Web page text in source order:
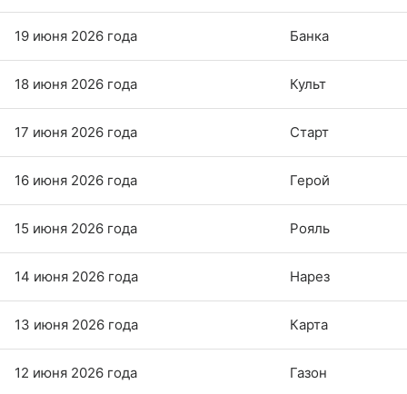
19 июня 2026 года Банка
18 июня 2026 года Культ
17 июня 2026 года Старт
16 июня 2026 года Герой
15 июня 2026 года Рояль
14 июня 2026 года Нарез
13 июня 2026 года Карта
12 июня 2026 года Газон